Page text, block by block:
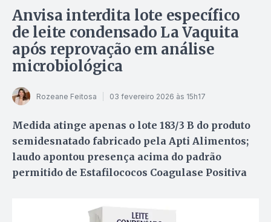
Anvisa interdita lote específico
de leite condensado La Vaquita
após reprovação em análise
microbiológica
Rozeane Feitosa 03 fevereiro 2026 às 15h17
Medida atinge apenas o lote 183/3 B do produto
semidesnatado fabricado pela Apti Alimentos;
laudo apontou presença acima do padrão
permitido de Estafilococos Coagulase Positiva